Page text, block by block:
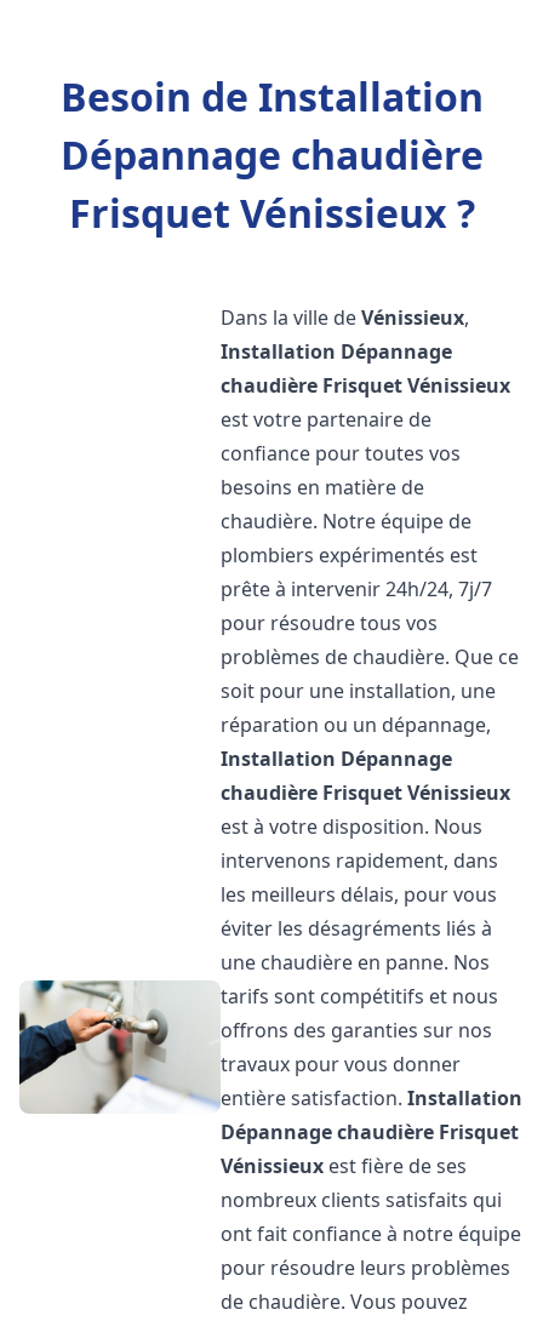
Besoin de Installation
Dépannage chaudière
Frisquet Vénissieux ?
Dans la ville deVénissieux,
Installation Dépannage
chaudière FrisquetVénissieux
est votre partenaire de
confiance pour toutes vos
besoins en matière de
chaudière. Notre équipe de
plombiers expérimentés est
prête à intervenir 24h/24, 7j/7
pour résoudre tous vos
problèmes de chaudière. Que ce
soit pour une installation, une
réparation ou un dépannage,
Installation Dépannage
chaudière FrisquetVénissieux
est à votre disposition. Nous
intervenons rapidement, dans
les meilleurs délais, pour vous
éviter les désagréments liés à
une chaudière en panne. Nos
tarifs sont compétitifs et nous
offrons des garanties sur nos
travaux pour vous donner
entière satisfaction.Installation
Dépannage chaudière Frisquet
Vénissieux est fière de ses
nombreux clients satisfaits qui
ont fait confiance à notre équipe
pour résoudre leurs problèmes
de chaudière. Vous pouvez